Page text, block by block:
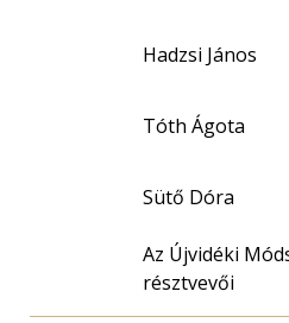
Hadzsi János
Tóth Ágota
Sütő Dóra
Az Újvidéki
résztvevői